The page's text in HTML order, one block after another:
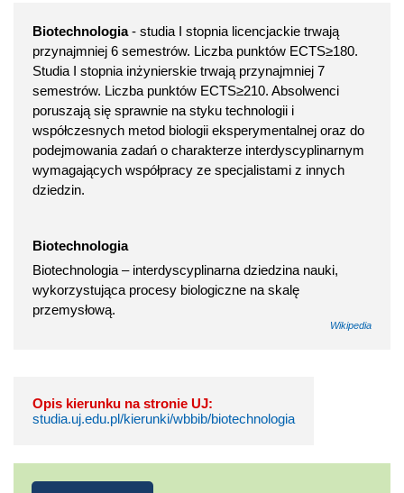
Biotechnologia- studia I stopnia licencjackie trwają
przynajmniej 6 semestrów. Liczba punktów ECTS≥180.
Studia I stopnia inżynierskie trwają przynajmniej 7
semestrów. Liczba punktów ECTS≥210. Absolwenci
poruszają się sprawnie na styku technologii i
współczesnych metod biologii eksperymentalnej oraz do
podejmowania zadań o charakterze interdyscyplinarnym
wymagających współpracy ze specjalistami z innych
dziedzin.
Biotechnologia
Biotechnologia – interdyscyplinarna dziedzina nauki,
wykorzystująca procesy biologiczne na skalę
przemysłową.
Wikipedia
Opis kierunku na stronie UJ:
studia.uj.edu.pl/kierunki/wbbib/biotechnologia